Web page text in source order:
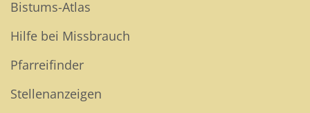
Bistums-Atlas
Hilfe bei Missbrauch
Pfarreifinder
Stellenanzeigen